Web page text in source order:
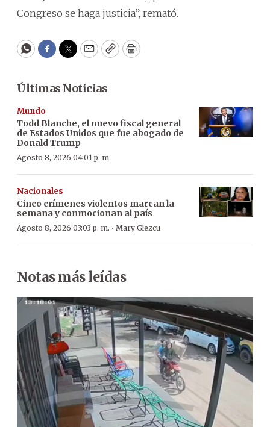
Congreso se haga justicia”, remató.
WhatsApp
Facebook
Twitter
EmailCopyPrint
Últimas Noticias
Mundo
Todd Blanche, el nuevo fiscal general
de Estados Unidos que fue abogado de
Donald Trump
Agosto 8, 2026 04:01 p. m.
Nacionales
Cinco crímenes violentos marcan la
semana y conmocionan al país
Agosto 8, 2026 03:03 p. m. · Mary Glezcu
Notas más leídas